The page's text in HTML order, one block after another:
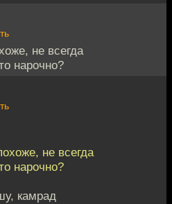
не всегда
нарочно?
не всегда
нарочно?
камрад